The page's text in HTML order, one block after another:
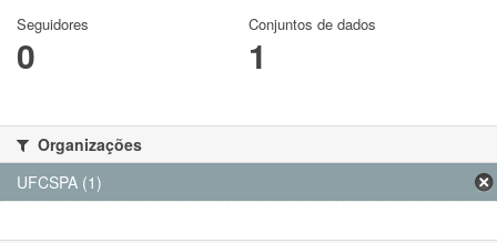
Seguidores
0
Conjuntos de dados
1
Organizações
UFCSPA (1)